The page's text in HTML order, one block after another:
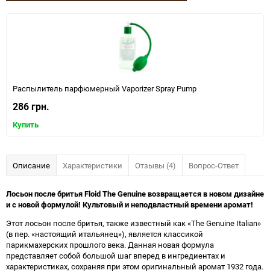
Распылитель парфюмерный Vaporizer Spray Pump
286 грн.
Купить
Описание Характеристики Отзывы (4) Вопрос-Ответ
Лосьон после бритья Floid The Genuine возвращается в новом дизайне
и с новой формулой! Культовый и неподвластный времени аромат!
Этот лосьон после бритья, также известный как «The Genuine Italian»
(в пер. «настоящий итальянец»), является классикой
парикмахерских прошлого века. Данная новая формула
представляет собой большой шаг вперед в ингредиентах и
характеристиках, сохраняя при этом оригинальный аромат 1932 года.